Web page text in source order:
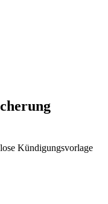
Kündigungsvorlage